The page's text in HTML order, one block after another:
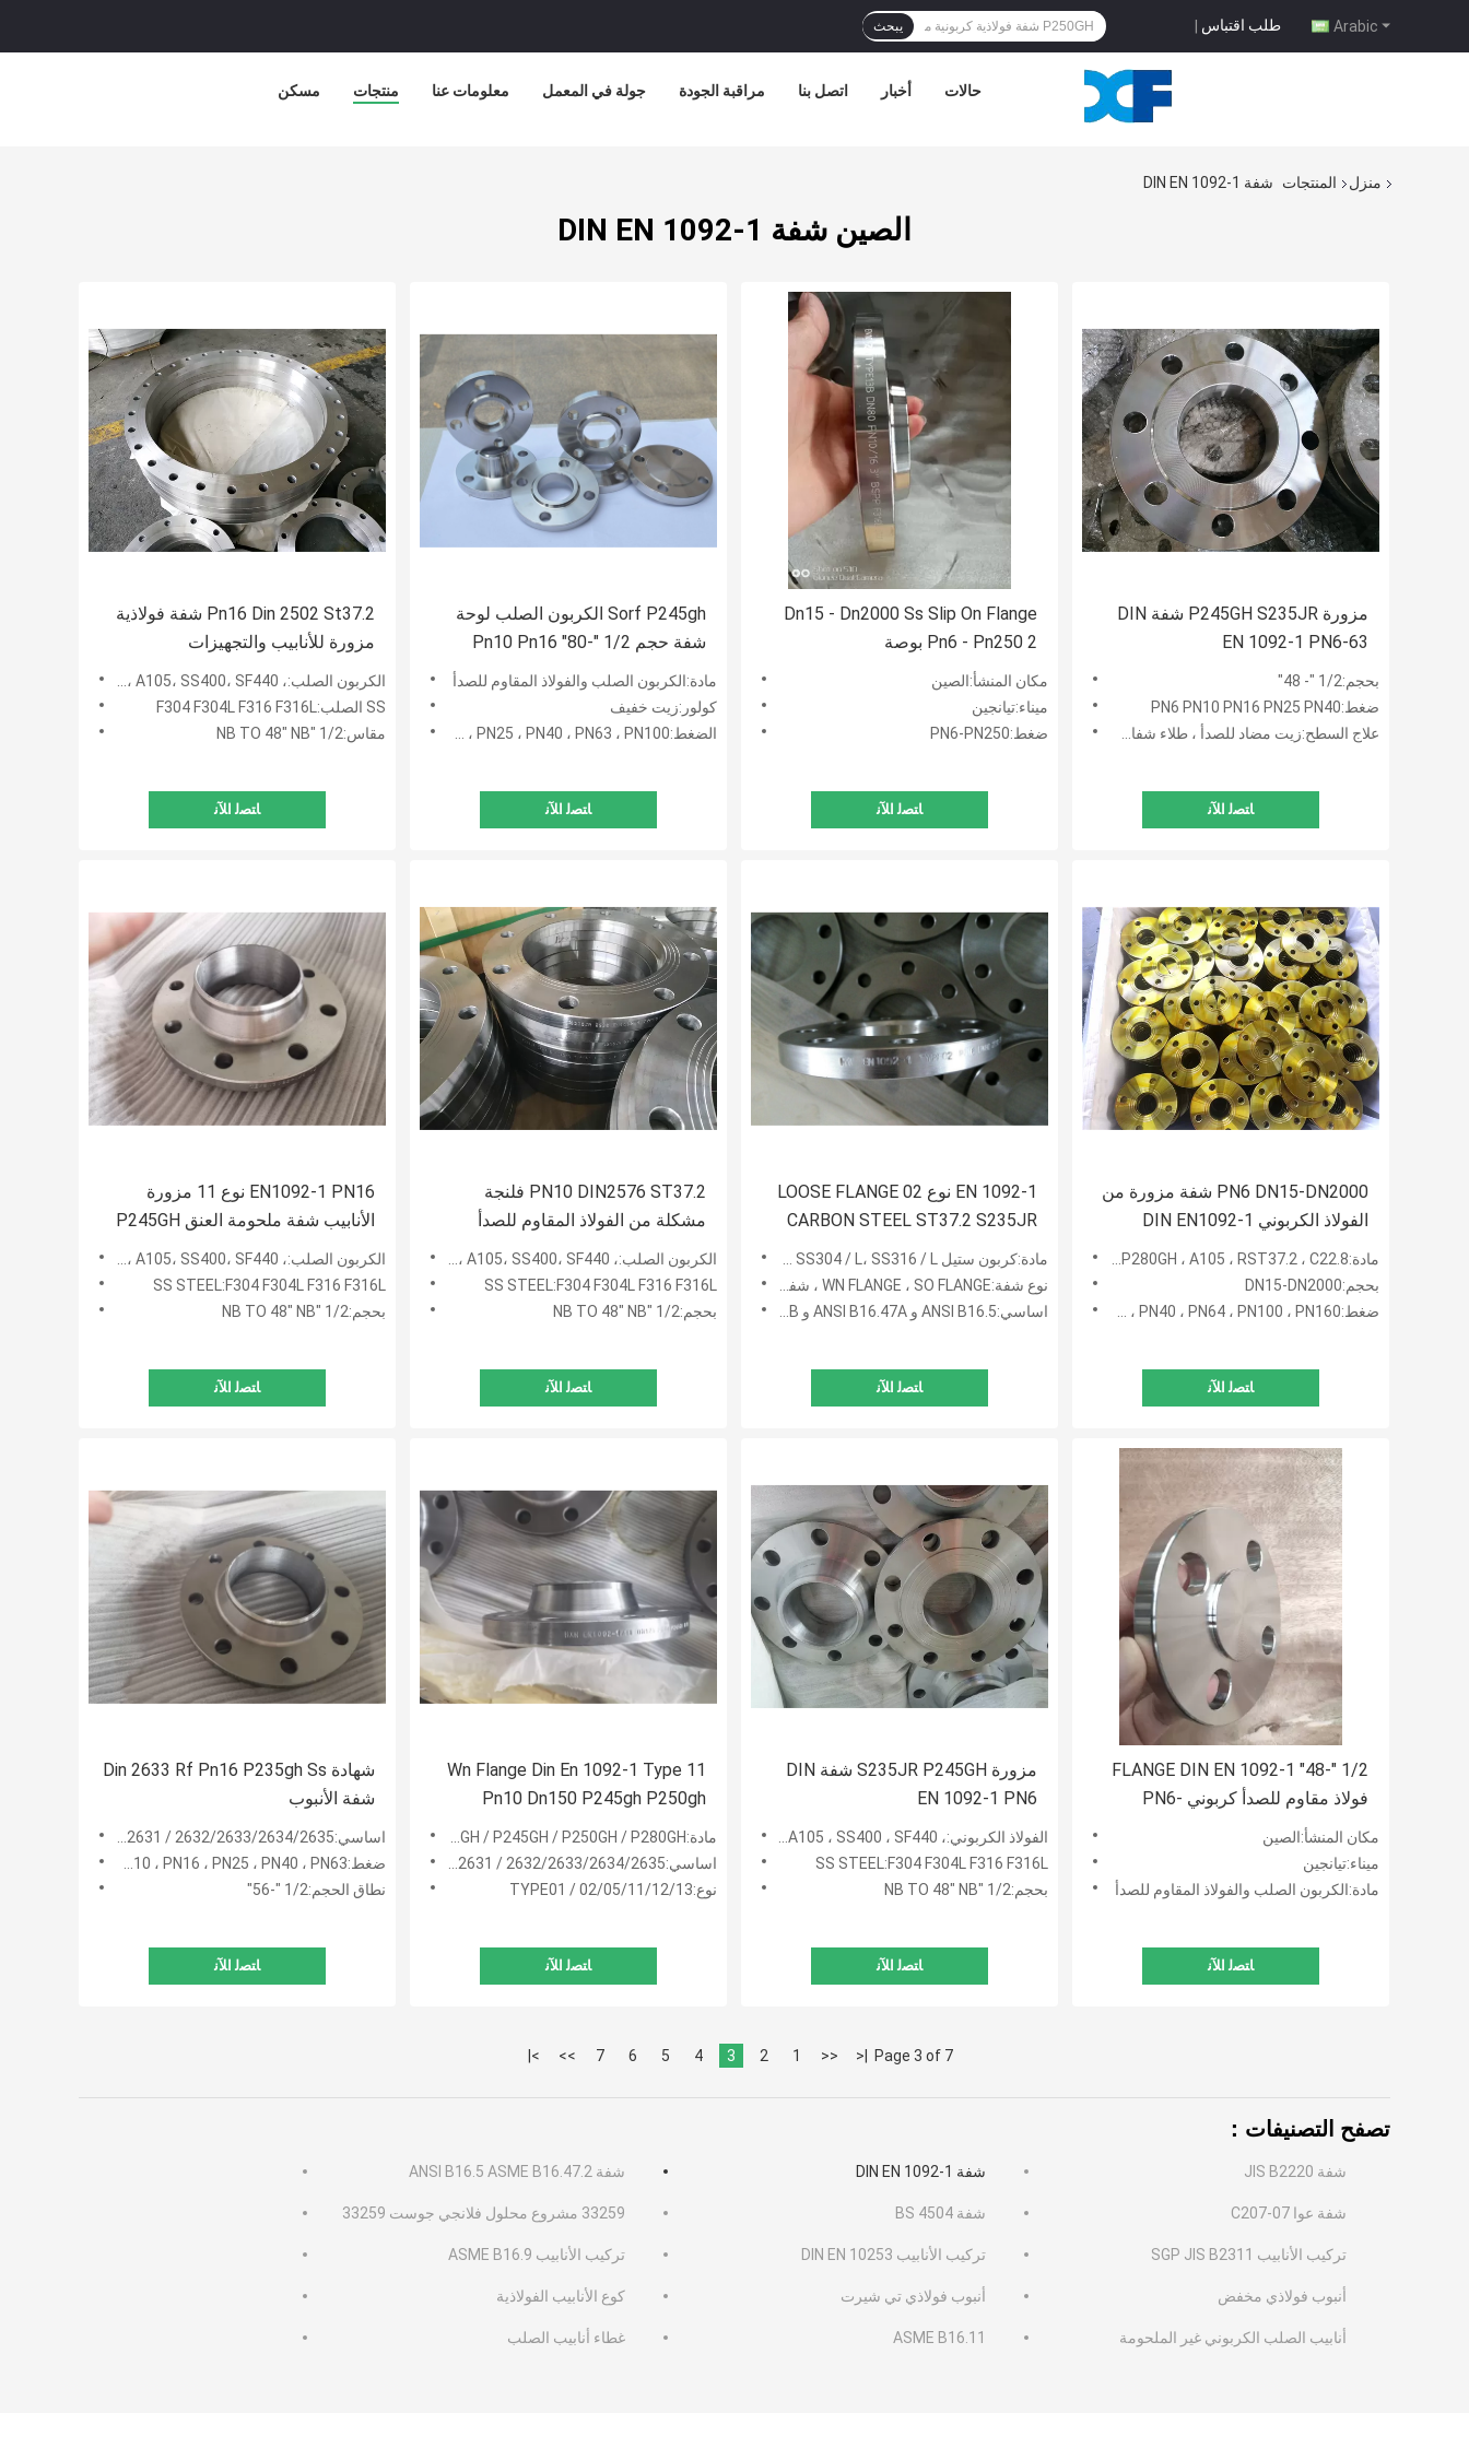
Arabic طلب اقتباس | يبحث
مسكن منتجات معلومات عنا جولة في المعمل مراقبة الجودة اتصل بنا أخبار حالات
منزل المنتجات شفة DIN EN 1092-1
الصين شفة DIN EN 1092-1
Pn16 Din 2502 St37.2 شفة فولاذية
مزورة للأنابيب والتجهيزات
الكربون الصلب:، S235JRG2، P245GH، P250GH، A105، SS400، SF440
SS الصلب:F304 F304L F316 F316L
مقاس:1/2 "NB TO 48" NB
ﺎﺘﺼﻟ ﺍﻶﻧ
Sorf P245gh الكربون الصلب لوحة
شفة حجم 1/2 "-80" Pn10 Pn16
Pn25 Pn63 Pn100
مادة:الكربون الصلب والفولاذ المقاوم للصدأ
كولور:زيت خفيف
الضغط:PN2.5 ، PN06 ، PN10 ، PN16 ، PN25 ، PN40 ، PN63 ، PN100 ،
ﺎﺘﺼﻟ ﺍﻶﻧ
Dn15 - Dn2000 Ss Slip On Flange
Pn6 - Pn250 2 بوصة
مكان المنشأ:الصين
ميناء:تيانجين
ضغط:PN6-PN250
ﺎﺘﺼﻟ ﺍﻶﻧ
مزورة P245GH S235JR شفة DIN
EN 1092-1 PN6-63
بحجم:1/2 "- 48"
ضغط:PN6 PN10 PN16 PN25 PN40
علاج السطح:زيت مضاد للصدأ ، طلاء شفاف / أصفر / أسود مضاد للصدأ ، زنك ، مجلفن بالغمس الساخن
ﺎﺘﺼﻟ ﺍﻶﻧ
EN1092-1 PN16 نوع 11 مزورة
الأنابيب شفة ملحومة العنق P245GH
الكربون الصلب:، S235JRG2، P245GH، P250GH، A105، SS400، SF440
SS STEEL:F304 F304L F316 F316L
بحجم:1/2 "NB TO 48" NB
ﺎﺘﺼﻟ ﺍﻶﻧ
PN10 DIN2576 ST37.2 فلنجة
مشكلة من الفولاذ المقاوم للصدأ
للأنابيب
الكربون الصلب:، S235JRG2، P245GH، P250GH، A105، SS400، SF440
SS STEEL:F304 F304L F316 F316L
بحجم:1/2 "NB TO 48" NB
ﺎﺘﺼﻟ ﺍﻶﻧ
EN 1092-1 نوع 02 LOOSE FLANGE
CARBON STEEL ST37.2 S235JR
PN16 زيت مقاوم للصدأ
مادة:كربون ستيل ST37.2، CS S235JR، P245GH، SS304 / L، SS316 / L
نوع شفة:WN FLANGE ، SO FLANGE ، شفة عمياء ، SW FLANGE ، شفة صفيحة ، LAP JOINT FLANGE
اساسي:ANSI B16.5 و ANSI B16.47A و ANSI B16.47B و AWWA CLASS D و DIN و EN1092-1
ﺎﺘﺼﻟ ﺍﻶﻧ
PN6 DN15-DN2000 شفة مزورة من
الفولاذ الكربوني DIN EN1092-1
مادة:S235JRG2 ، P235GH ، P245GH ، P250GH ، P265GH ، P280GH ، A105 ، RST37.2 ، C22.8
بحجم:DN15-DN2000
ضغط:PN6 ، PN10 ، PN16 ، PN25 ، PN40 ، PN64 ، PN100 ، PN160
ﺎﺘﺼﻟ ﺍﻶﻧ
شهادة Din 2633 Rf Pn16 P235gh Ss
شفة الأنبوب
اساسي:DIN2631 / 2632/2633/2634/2635
ضغط:PN6 ، PN10 ، PN16 ، PN25 ، PN40 ، PN63
نطاق الحجم:1/2 "-56"
ﺎﺘﺼﻟ ﺍﻶﻧ
Wn Flange Din En 1092-1 Type 11
Pn10 Dn150 P245gh P250gh
S235jr So
مادة:P235GH / P245GH / P250GH / P280GH
اساسي:DIN2631 / 2632/2633/2634/2635
نوع:TYPE01 / 02/05/11/12/13
ﺎﺘﺼﻟ ﺍﻶﻧ
مزورة S235JR P245GH شفة DIN
EN 1092-1 PN6
الفولاذ الكربوني:، S235JRG2 ، P245GH ، P250GH ، A105 ، SS400 ، SF440
SS STEEL:F304 F304L F316 F316L
بحجم:1/2 "NB TO 48" NB
ﺎﺘﺼﻟ ﺍﻶﻧ
1/2 "-48" FLANGE DIN EN 1092-1
فولاذ مقاوم للصدأ كربوني PN6-
PN250
مكان المنشأ:الصين
ميناء:تيانجين
مادة:الكربون الصلب والفولاذ المقاوم للصدأ
ﺎﺘﺼﻟ ﺍﻶﻧ
Page 3 of 7
|<
<<
1
2
3
4
5
6
7
>>
>|
تصفح التصنيفات：
شفة ANSI B16.5 ASME B16.47.2 شفة DIN EN 1092-1 شفة JIS B2220
33259 مشروع محلول فلانجي جوست 33259 شفة BS 4504 شفة عوا C207-07
تركيب الأنابيب ASME B16.9 تركيب الأنابيب DIN EN 10253 تركيب الأنابيب SGP JIS B2311
كوع الأنابيب الفولاذية أنبوب فولاذي تي شيرت أنبوب فولاذي مخفض
غطاء أنابيب الصلب ASME B16.11 أنابيب الصلب الكربوني غير الملحومة